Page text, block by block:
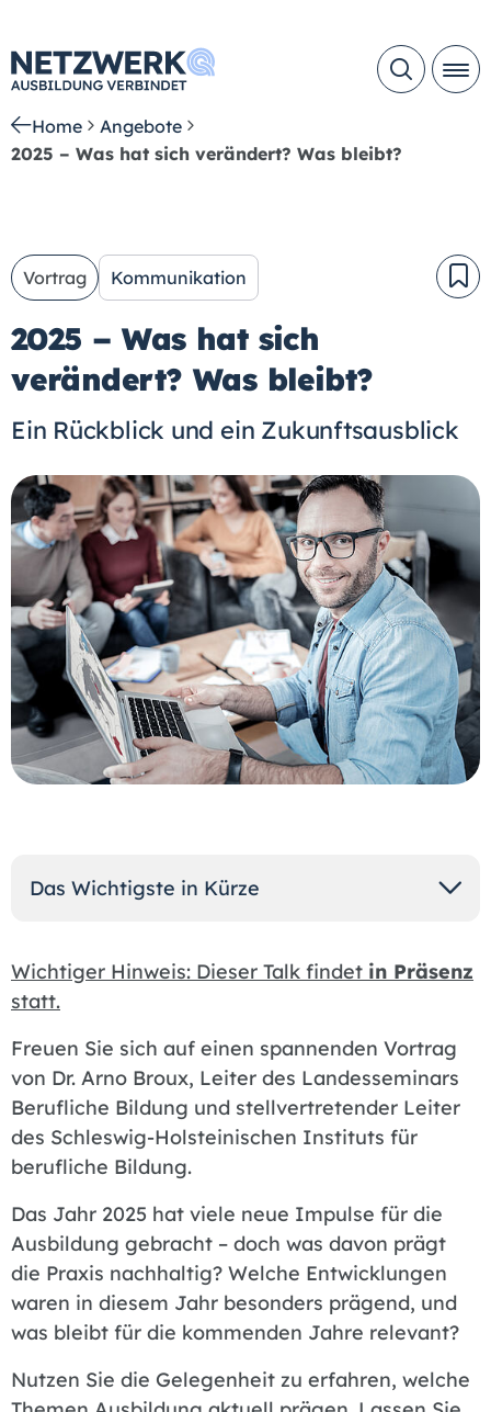
Home
Angebote
2025 – Was hat sich verändert? Was bleibt?
Vortrag Kommunikation
2025 – Was hat sich
verändert? Was bleibt?
Ein Rückblick und ein Zukunftsausblick
Das Wichtigste in Kürze
Wichtiger Hinweis: Dieser Talk findet in Präsenz
statt.
Freuen Sie sich auf einen spannenden Vortrag
von Dr. Arno Broux, Leiter des Landesseminars
Berufliche Bildung und stellvertretender Leiter
des Schleswig-Holsteinischen Instituts für
berufliche Bildung.
Das Jahr 2025 hat viele neue Impulse für die
Ausbildung gebracht – doch was davon prägt
die Praxis nachhaltig? Welche Entwicklungen
waren in diesem Jahr besonders prägend, und
was bleibt für die kommenden Jahre relevant?
Nutzen Sie die Gelegenheit zu erfahren, welche